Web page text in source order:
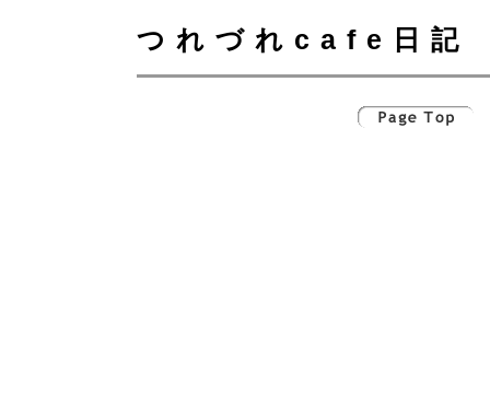
つれづれcafe日記